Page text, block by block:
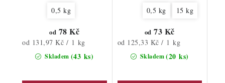
0,5 kg
Skladem (43 ks)
od 78 Kč
Měrná
cena:
od 131,97 Kč / 1 kg
0,5 kg 15 kg
Skladem(20 ks)
od 73 Kč
Měrná
cena:
od 125,33 Kč / 1 kg